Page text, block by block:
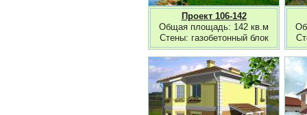
Проект 106-142
Общая площадь: 142 кв.м
Стены: газобетонный блок